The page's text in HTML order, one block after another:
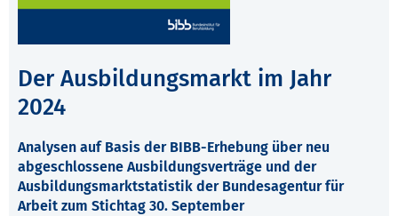
Der Ausbildungsmarkt im Jahr
2024
Analysen auf Basis der BIBB-Erhebung über neu
abgeschlossene Ausbildungsverträge und der
Ausbildungsmarktstatistik der Bundesagentur für
Arbeit zum Stichtag 30. September